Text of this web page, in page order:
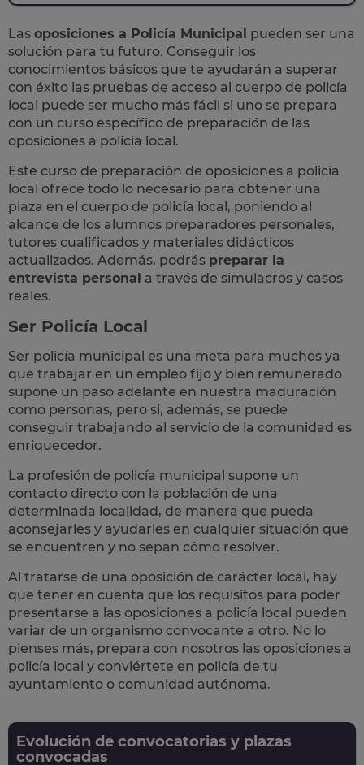
Las oposiciones a Policía Municipal pueden ser una
solución para tu futuro. Conseguir los
conocimientos básicos que te ayudarán a superar
con éxito las pruebas de acceso al cuerpo de policía
local puede ser mucho más fácil si uno se prepara
con un curso específico de preparación de las
oposiciones a policía local.
Este curso de preparación de oposiciones a policía
local ofrece todo lo necesario para obtener una
plaza en el cuerpo de policía local, poniendo al
alcance de los alumnos preparadores personales,
tutores cualificados y materiales didácticos
actualizados. Además, podrás preparar la
entrevista personal a través de simulacros y casos
reales.
Ser Policía Local
Ser policía municipal es una meta para muchos ya
que trabajar en un empleo fijo y bien remunerado
supone un paso adelante en nuestra maduración
como personas, pero si, además, se puede
conseguir trabajando al servicio de la comunidad es
enriquecedor.
La profesión de policía municipal supone un
contacto directo con la población de una
determinada localidad, de manera que pueda
aconsejarles y ayudarles en cualquier situación que
se encuentren y no sepan cómo resolver.
Al tratarse de una oposición de carácter local, hay
que tener en cuenta que los requisitos para poder
presentarse a las oposiciones a policía local pueden
variar de un organismo convocante a otro. No lo
pienses más, prepara con nosotros las oposiciones a
policía local y conviértete en policía de tu
ayuntamiento o comunidad autónoma.
Evolución de convocatorias y plazas
convocadas